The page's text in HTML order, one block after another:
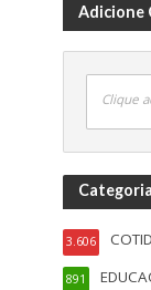
Adicione
Clique
3.606
891